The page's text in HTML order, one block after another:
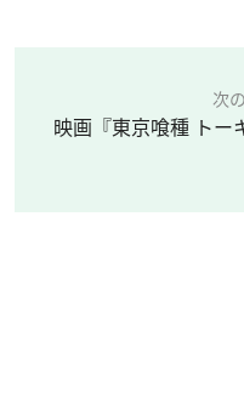
次
映画『東京喰種 トー